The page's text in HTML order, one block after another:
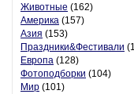
Животные (162)
Америка (157)
Азия (153)
Праздники&Фестивали
Европа (128)
Фотоподборки (104)
Мир (101)